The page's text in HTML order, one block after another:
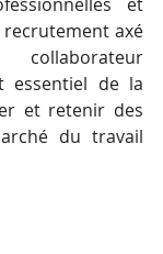
axé
essentiel de la
et retenir des
du travail